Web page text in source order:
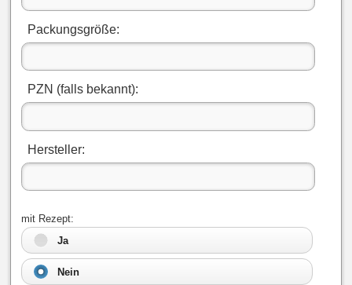
Packungsgröße:
PZN (falls bekannt):
Hersteller:
mit Rezept:
Ja
Nein